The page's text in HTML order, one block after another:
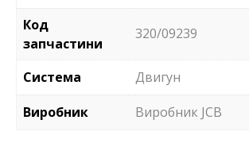
Код
запчастини
320/09239
Система
Двигун
Виробник
Виробник JCB